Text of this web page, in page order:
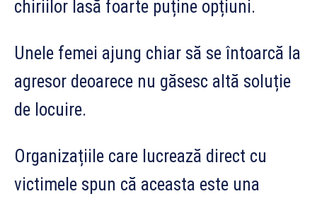
chiriilor lasă foarte puține opțiuni.
Unele femei ajung chiar să se întoarcă la
agresor deoarece nu găsesc altă soluție
de locuire.
Organizațiile care lucrează direct cu
victimele spun că aceasta este una